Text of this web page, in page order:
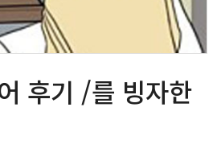
후기 /를 빙자한